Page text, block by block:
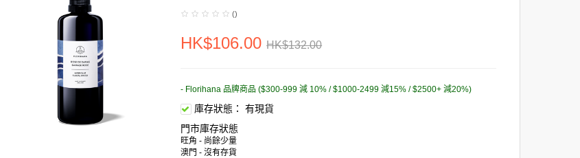
()
HK$106.00HK$132.00
- Florihana 品牌商品 ($300-999 減 10% / $1000-2499 減15% / $2500+ 減20%)
庫存狀態：
有現貨
門市庫存狀態
旺角 - 尚餘少量
澳門 - 沒有存貨